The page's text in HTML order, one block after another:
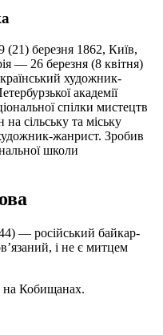
березня 1862, Київ,
— 26 березня (8 квітня)
художник-
академії
спілки мистецтв
на сільську та міську
жанрист. Зробив
школи
— російський байкар-
і не є митцем
на Кобищанах.